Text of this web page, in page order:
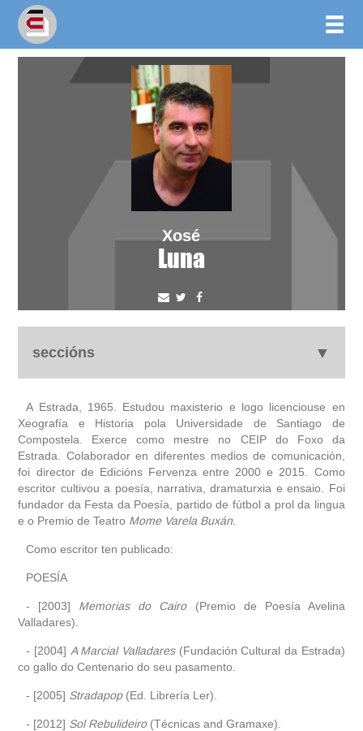
Xosé
Luna
seccións
biografía
obra
fototeca
outros docs
A Estrada, 1965. Estudou maxisterio e logo licenciouse en
Xeografía e Historia pola Universidade de Santiago de
Compostela. Exerce como mestre no CEIP do Foxo da
Estrada. Colaborador en diferentes medios de comunicación,
foi director de Edicións Fervenza entre 2000 e 2015. Como
escritor cultivou a poesía, narrativa, dramaturxia e ensaio. Foi
fundador da Festa da Poesía, partido de fútbol a prol da lingua
e o Premio de Teatro Mome Varela Buxán.
Como escritor ten publicado:
POESÍA
- [2003] Memorias do Cairo(Premio de Poesía Avelina
Valladares).
- [2004] A Marcial Valladares(Fundación Cultural da Estrada)
co gallo do Centenario do seu pasamento.
- [2005] Stradapop(Ed. Librería Ler).
- [2012] Sol Rebulideiro(Técnicas and Gramaxe).